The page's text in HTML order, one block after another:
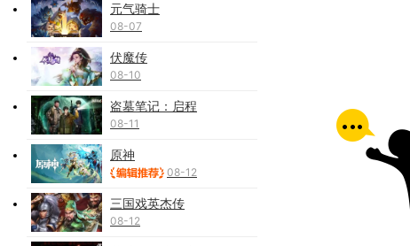
元气骑士
08-07
伏魔传
08-10
盗墓笔记：启程
08-11
原神
08-12
三国戏英杰传
08-12